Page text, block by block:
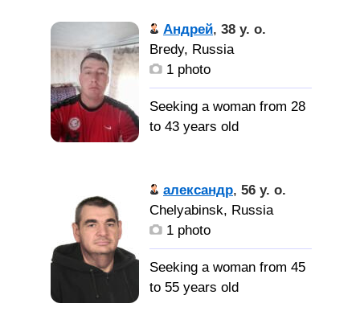
заниматься мне хоби
хозяйство дома работа
павор строитель
тренер борьба
отношения русский
женщина Россия или
Германия
работящий и вообще
нормальный мужчина.
верную, с юмором.
Можно с детьми.,
Андрей, 38 y. o.
Bredy, Russia
1 photo
Seeking a woman from 28
to 43 years old
свою половинку!
александр, 56 y. o.
Chelyabinsk, Russia
1 photo
Seeking a woman from 45
to 55 years old